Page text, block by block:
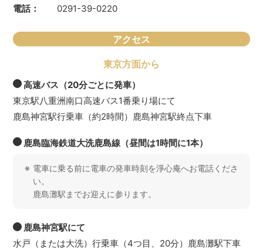
電話：
0291-39-0220
アクセス
東京方面から
高速バス（20分ごとに発車）
東京駅八重洲南口高速バス1番乗り場にて
鹿島神宮駅行乗車（約2時間）鹿島神宮駅終点下車
鹿島臨海鉄道大洗鹿島線（昼間は1時間に1本）
電車に乗る前に電車の発車時刻を淨心庵へお電話くださ
い。
鹿島灘駅までお迎えに参ります。
鹿島神宮駅にて
水戸（または大洗）行乗車（4つ目、20分）鹿島灘駅下車